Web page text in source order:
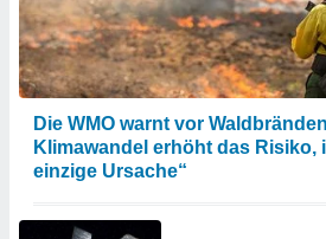
Die WMO warnt vor
Klimawandel erhöht das Risiko,
einzige Ursache“